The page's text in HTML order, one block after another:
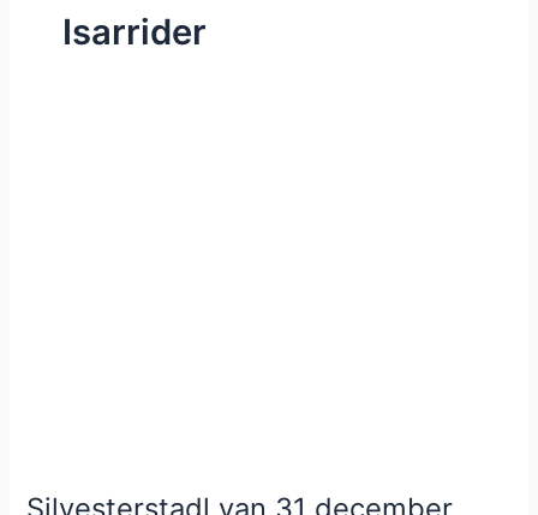
Isarrider
Silvesterstadl van 31 december